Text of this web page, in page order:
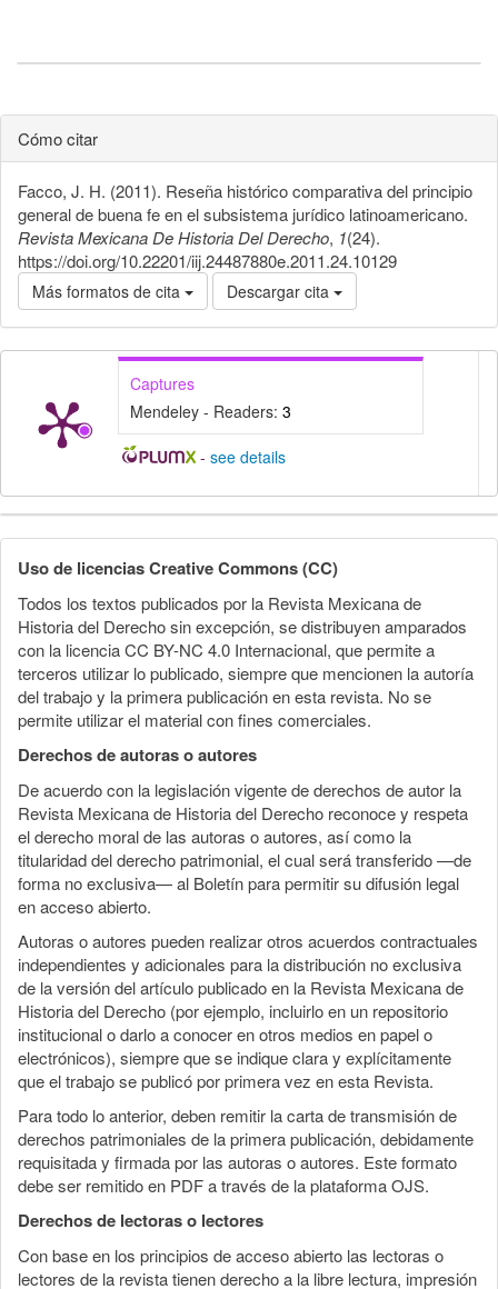
Cómo citar
Facco, J. H. (2011). Reseña histórico comparativa del principio
general de buena fe en el subsistema jurídico latinoamericano.
Revista Mexicana De Historia Del Derecho, 1(24).
https://doi.org/10.22201/iij.24487880e.2011.24.10129
Más formatos de cita Descargar cita
Captures
Mendeley - Readers: 3
- see details
Detalles
del
artículo
Uso de licencias Creative Commons (CC)
Todos los textos publicados por la Revista Mexicana de
Historia del Derecho sin excepción, se distribuyen amparados
con la licencia CC BY-NC 4.0 Internacional, que permite a
terceros utilizar lo publicado, siempre que mencionen la autoría
del trabajo y la primera publicación en esta revista. No se
permite utilizar el material con fines comerciales.
Derechos de autoras o autores
De acuerdo con la legislación vigente de derechos de autor la
Revista Mexicana de Historia del Derecho reconoce y respeta
el derecho moral de las autoras o autores, así como la
titularidad del derecho patrimonial, el cual será transferido —de
forma no exclusiva— al Boletín para permitir su difusión legal
en acceso abierto.
Autoras o autores pueden realizar otros acuerdos contractuales
independientes y adicionales para la distribución no exclusiva
de la versión del artículo publicado en la Revista Mexicana de
Historia del Derecho (por ejemplo, incluirlo en un repositorio
institucional o darlo a conocer en otros medios en papel o
electrónicos), siempre que se indique clara y explícitamente
que el trabajo se publicó por primera vez en esta Revista.
Para todo lo anterior, deben remitir la carta de transmisión de
derechos patrimoniales de la primera publicación, debidamente
requisitada y firmada por las autoras o autores. Este formato
debe ser remitido en PDF a través de la plataforma OJS.
Derechos de lectoras o lectores
Con base en los principios de acceso abierto las lectoras o
lectores de la revista tienen derecho a la libre lectura, impresión